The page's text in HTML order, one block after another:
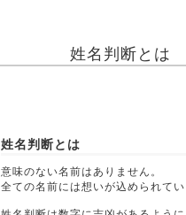
姓名判断とは
姓名判断とは
意味のない名前はありません。
全ての名前には想いが込められてい